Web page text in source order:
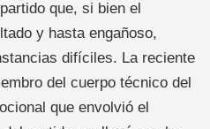
que, si bien el
y hasta engañoso,
difíciles. La reciente
del cuerpo técnico del
que envolvió el